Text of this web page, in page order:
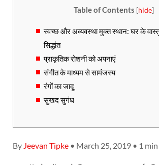
Table of Contents [hide]
स्वच्छ और अव्यवस्था मुक्त स्थान: घर के
सिद्धांत
प्राकृतिक रोशनी को अपनाएं
संगीत के माध्यम से सामंजस्य
रंगों का जादू
सुखद सुगंध
By Jeevan Tipke • March 25, 2019 • 1